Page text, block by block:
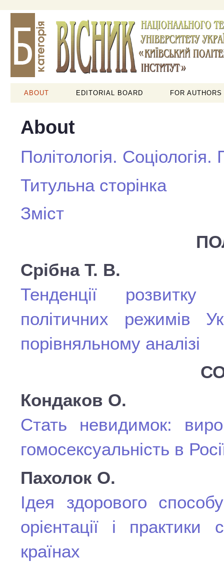
ABOUT EDITORIAL BOARD FOR AUTHORS
About
Політологія.
Титульна сторінка
Зміст
Срібна Т. В.
Тенденції розвитку
політичних режимів
порівняльному аналізі
Кондаков О.
Стать невидимок:
гомосексуальність в
Пахолок О.
Ідея здорового
орієнтації і
країнах